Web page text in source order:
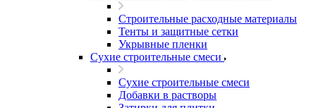
Строительные расходные материалы
Тенты и защитные сетки
Укрывные пленки
Сухие строительные смеси
Сухие строительные смеси
Добавки в растворы